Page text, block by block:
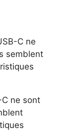
ne sont